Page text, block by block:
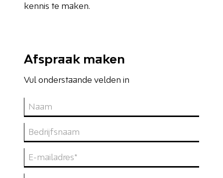
kennis te maken.
Afspraak maken
Vul onderstaande velden in